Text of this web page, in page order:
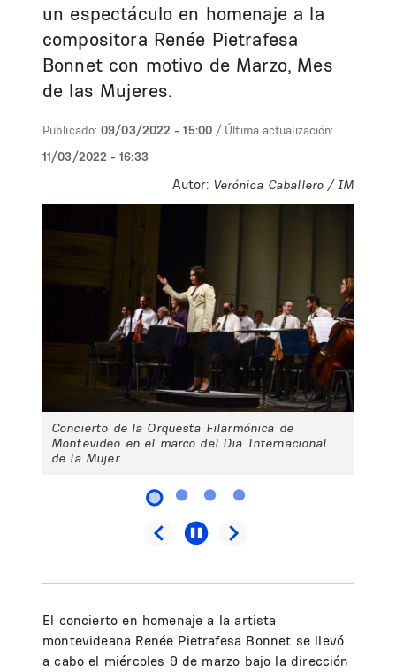
un espectáculo en homenaje a la
compositora Renée Pietrafesa
Bonnet con motivo de Marzo, Mes
de las Mujeres.
Publicado: 09/03/2022 - 15:00 / Última actualización:
11/03/2022 - 16:33
Autor: Verónica Caballero / IM
Concierto de la Orquesta Filarmónica de
Montevideo en el marco del Dia Internacional
de la Mujer
El concierto en homenaje a la artista
montevideana Renée Pietrafesa Bonnet se llevó
a cabo el miércoles 9 de marzo bajo la dirección